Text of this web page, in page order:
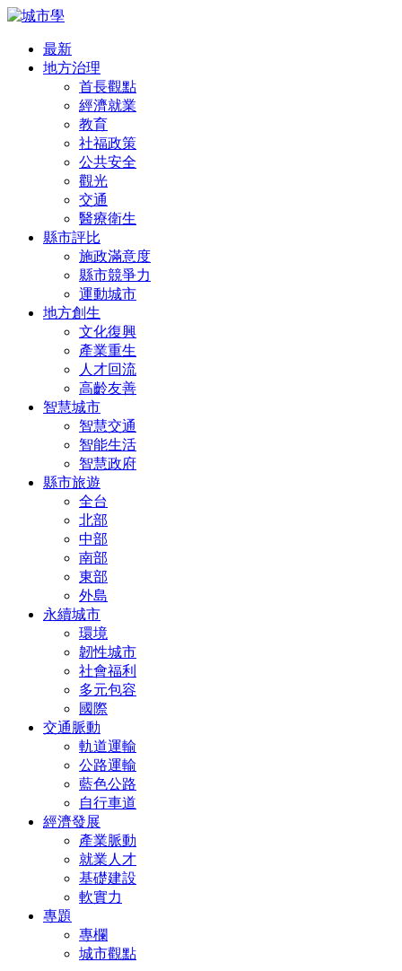
最新
地方治理
首長觀點
經濟就業
教育
社福政策
公共安全
觀光
交通
醫療衛生
縣市評比
施政滿意度
縣市競爭力
運動城市
地方創生
文化復興
產業重生
人才回流
高齡友善
智慧城市
智慧交通
智能生活
智慧政府
縣市旅遊
全台
北部
中部
南部
東部
外島
永續城市
環境
韌性城市
社會福利
多元包容
國際
交通脈動
軌道運輸
公路運輸
藍色公路
自行車道
經濟發展
產業脈動
就業人才
基礎建設
軟實力
專題
專欄
城市觀點